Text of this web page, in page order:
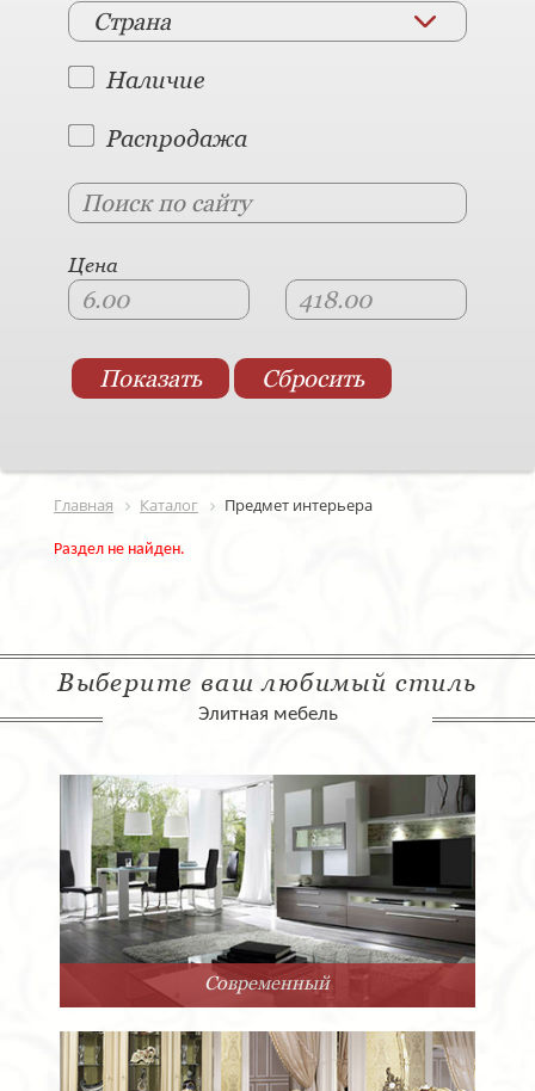
Страна
Наличие
Распродажа
Цена
Главная Каталог Предмет интерьера
Раздел не найден.
Выберите ваш любимый стиль
Элитная мебель
Современный